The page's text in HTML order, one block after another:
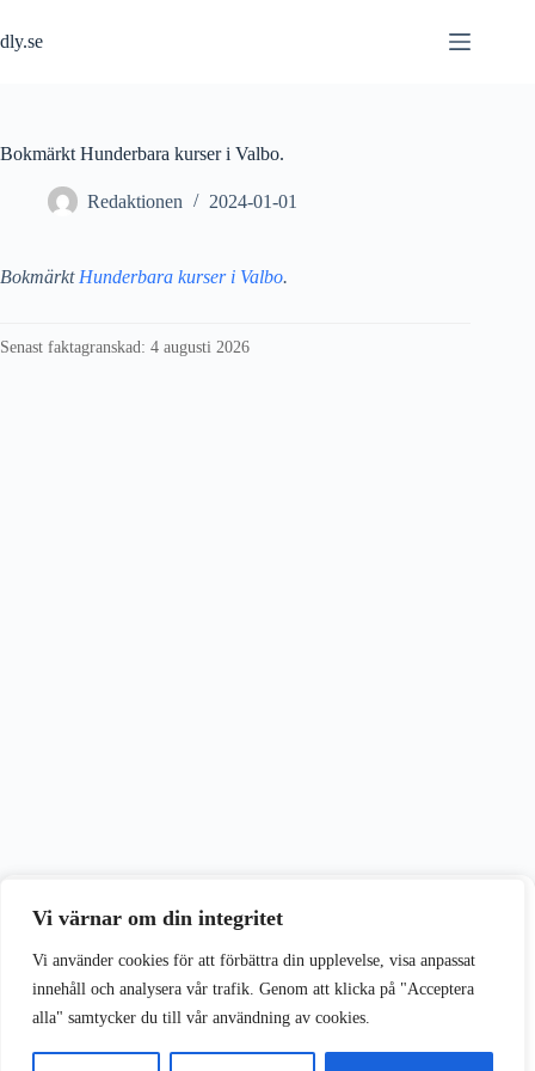
Vi värnar om din integritet
Vi använder cookies för att förbättra din upplevelse, visa anpassat
innehåll och analysera vår trafik. Genom att klicka på "Acceptera
alla" samtycker du till vår användning av cookies.
Vi använder cookies för att förbättra din upplevelse på vår webbplats.
Acceptera alla
till
innehåll
dly.se
Bokmärkt Hunderbara kurser i Valbo.
Redaktionen 2024-01-01
Bokmärkt Hunderbara kurser i Valbo.
Senast faktagranskad: 4 augusti 2026